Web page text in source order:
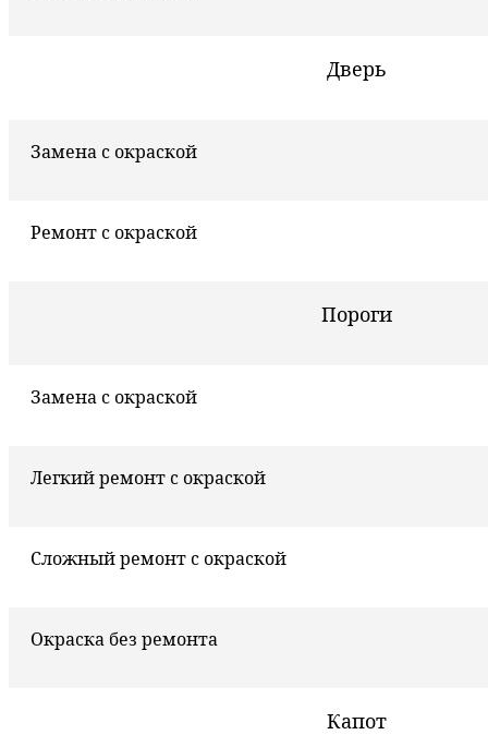
Дверь
Замена с окраской
Ремонт с окраской
Пороги
Замена с окраской
Легкий ремонт с окраской
Сложный ремонт с окраской
Окраска без ремонта
Капот